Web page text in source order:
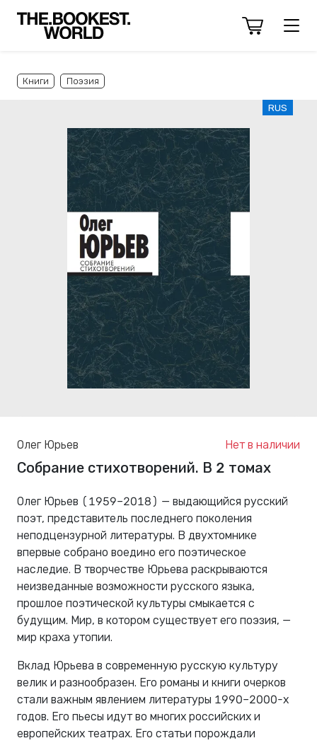
Книги Поэзия
RUS
Олег Юрьев Нет в наличии
Собрание стихотворений. В 2 томах
Олег Юрьев (1959–2018) — выдающийся русский
поэт, представитель последнего поколения
неподцензурной литературы. В двухтомнике
впервые собрано воедино его поэтическое
наследие. В творчестве Юрьева раскрываются
неизведанные возможности русского языка,
прошлое поэтической культуры смыкается с
будущим. Мир, в котором существует его поэзия, —
мир краха утопии.
Вклад Юрьева в современную русскую культуру
велик и разнообразен. Его романы и книги очерков
стали важным явлением литературы 1990–2000-х
годов. Его пьесы идут во многих российских и
европейских театрах. Его статьи порождали